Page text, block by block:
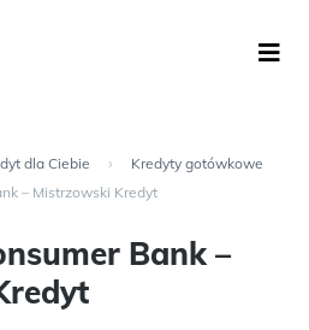
dla Ciebie ›
Kredyty gotówkowe
– Mistrzowski Kredyt
Bank –